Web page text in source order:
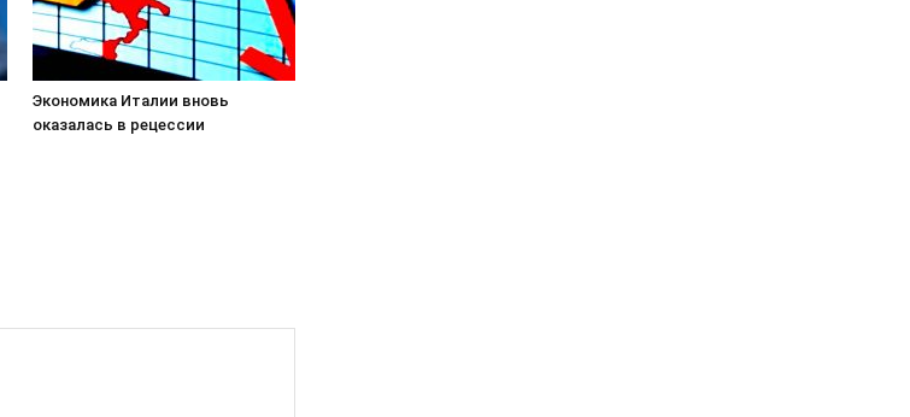
Экономика Италии вновь
оказалась в рецессии